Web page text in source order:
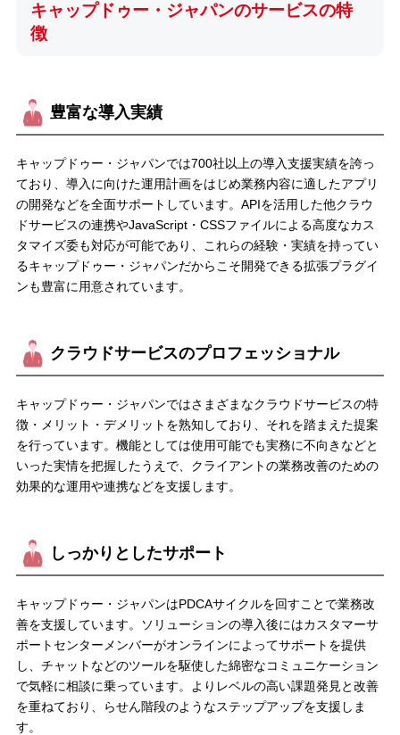
キャップドゥー・ジャパンのサービスの特
徴
豊富な導入実績
キャップドゥー・ジャパンでは700社以上の導入支援実績を誇っ
ており、導入に向けた運用計画をはじめ業務内容に適したアプリ
の開発などを全面サポートしています。APIを活用した他クラウ
ドサービスの連携やJavaScript・CSSファイルによる高度なカス
タマイズ委も対応が可能であり、これらの経験・実績を持ってい
るキャップドゥー・ジャパンだからこそ開発できる拡張プラグイ
ンも豊富に用意されています。
クラウドサービスのプロフェッショナル
キャップドゥー・ジャパンではさまざまなクラウドサービスの特
徴・メリット・デメリットを熟知しており、それを踏まえた提案
を行っています。機能としては使用可能でも実務に不向きなどと
いった実情を把握したうえで、クライアントの業務改善のための
効果的な運用や連携などを支援します。
しっかりとしたサポート
キャップドゥー・ジャパンはPDCAサイクルを回すことで業務改
善を支援しています。ソリューションの導入後にはカスタマーサ
ポートセンターメンバーがオンラインによってサポートを提供
し、チャットなどのツールを駆使した綿密なコミュニケーション
で気軽に相談に乗っています。よりレベルの高い課題発見と改善
を重ねており、らせん階段のようなステップアップを支援しま
す。